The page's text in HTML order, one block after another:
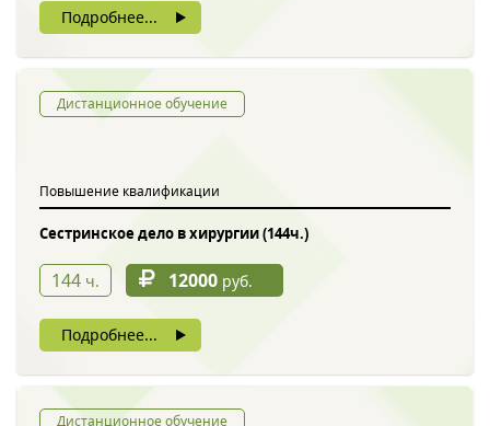
Подробнее...
Дистанционное обучение
Повышение квалификации
Сестринское дело в хирургии (144ч.)
144 ч. 12000 руб.
Подробнее...
Дистанционное обучение